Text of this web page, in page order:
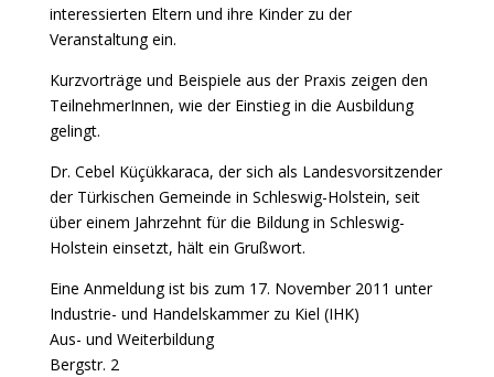
interessierten Eltern und ihre Kinder zu der
Veranstaltung ein.
Kurzvorträge und Beispiele aus der Praxis zeigen den
TeilnehmerInnen, wie der Einstieg in die Ausbildung
gelingt.
Dr. Cebel Küçükkaraca, der sich als Landesvorsitzender
der Türkischen Gemeinde in Schleswig-Holstein, seit
über einem Jahrzehnt für die Bildung in Schleswig-
Holstein einsetzt, hält ein Grußwort.
Eine Anmeldung ist bis zum 17. November 2011 unter
Industrie- und Handelskammer zu Kiel (IHK)
Aus- und Weiterbildung
Bergstr. 2